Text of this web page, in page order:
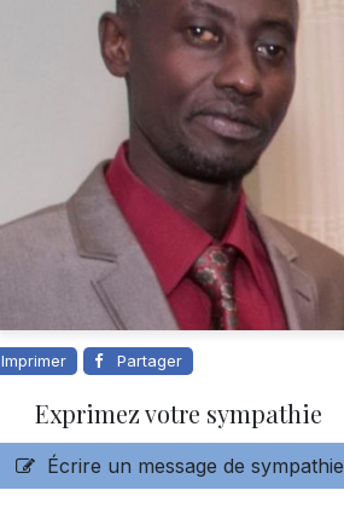
Imprimer Partager
Exprimez votre sympathie
Écrire un message de sympathie